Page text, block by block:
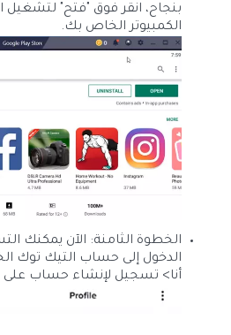
بنجاح، انقر فوق "فتح" لتشغيل
الكمبيوتر الخاص بك.
الخطوة الثامنة: الآن يمكنك
الدخول إلى حساب التيك توك
أنا> تسجيل لإنشاء حساب على